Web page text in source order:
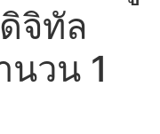
จิทัล
วน 1